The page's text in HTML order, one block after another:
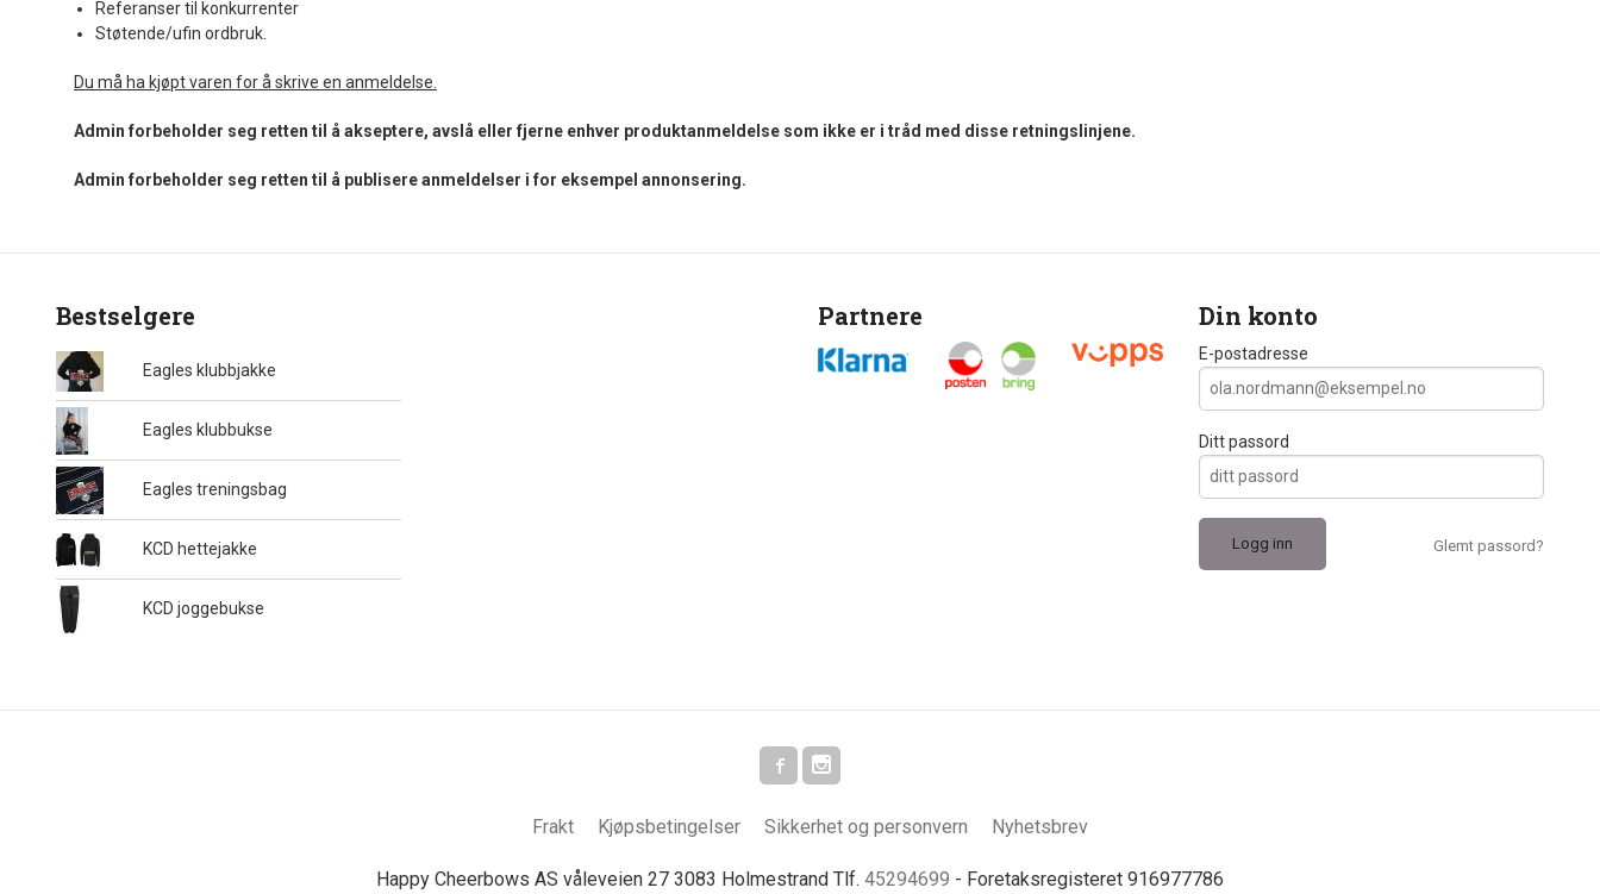
Referanser til konkurrenter
Støtende/ufin ordbruk.
Du må ha kjøpt varen for å skrive en anmeldelse.
Admin forbeholder seg retten til å akseptere, avslå eller fjerne enhver produktanmeldelse som ikke er i tråd med disse retningslinjene.
Admin forbeholder seg retten til å publisere anmeldelser i for eksempel annonsering.
Bestselgere
Eagles klubbjakke
Eagles klubbukse
Eagles treningsbag
KCD hettejakke
KCD joggebukse
Partnere Din konto
E-postadresse
Ditt passord
Glemt passord?
Frakt Kjøpsbetingelser Sikkerhet og personvern Nyhetsbrev
Happy Cheerbows AS våleveien 27 3083 Holmestrand Tlf. 45294699 - Foretaksregisteret 916977786